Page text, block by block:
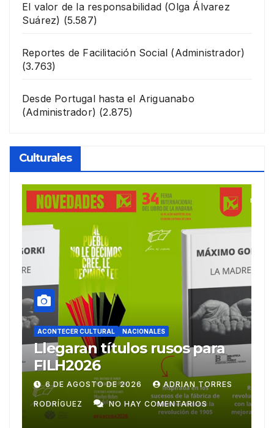
El valor de la responsabilidad (Olga Álvarez
Suárez) (5.587)
Reportes de Facilitación Social (Administrador)
(3.763)
Desde Portugal hasta el Ariguanabo
(Administrador) (2.875)
Culturales
ACONTECER CULTURAL
Ballet Laura Alonso
emprende gira
centroamericana
28 DE JULIO DE 2026 ADRIAN TORRES
RODRÍGUEZ NO HAY COMENTARIOS